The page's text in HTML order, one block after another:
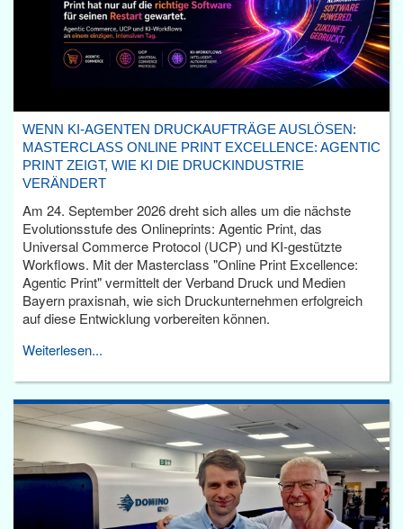
WENN KI-AGENTEN DRUCKAUFTRÄGE AUSLÖSEN:
MASTERCLASS ONLINE PRINT EXCELLENCE: AGENTIC
PRINT ZEIGT, WIE KI DIE DRUCKINDUSTRIE
VERÄNDERT
Am 24. September 2026 dreht sich alles um die nächste
Evolutionsstufe des Onlineprints: Agentic Print, das
Universal Commerce Protocol (UCP) und KI-gestützte
Workflows. Mit der Masterclass "Online Print Excellence:
Agentic Print" vermittelt der Verband Druck und Medien
Bayern praxisnah, wie sich Druckunternehmen erfolgreich
auf diese Entwicklung vorbereiten können.
Weiterlesen...